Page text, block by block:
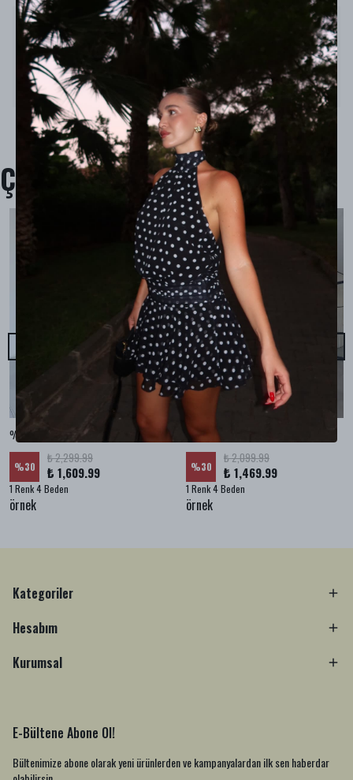
Ürün Açıklaması
Model Ölçüleri : 167cm/53kg
Modelin Beden : STANDART beden
Ürün İçeriği : -
Ürün Boyu : -
Çok Satanlar
%100 KETEN CEPLİ ŞALVAR PANTOLON - Bej
%30
₺ 2,299.99
₺ 1,609.99
1 Renk 4 Beden
örnek
%100 KETEN SALAŞ GÖMLEK - Bej
%30
₺ 2,099.99
₺ 1,469.99
1 Renk 4 Beden
örnek
Kategoriler
Hesabım
Kurumsal
E-Bültene Abone Ol!
Bültenimize abone olarak yeni ürünlerden ve kampanyalardan ilk sen haberdar